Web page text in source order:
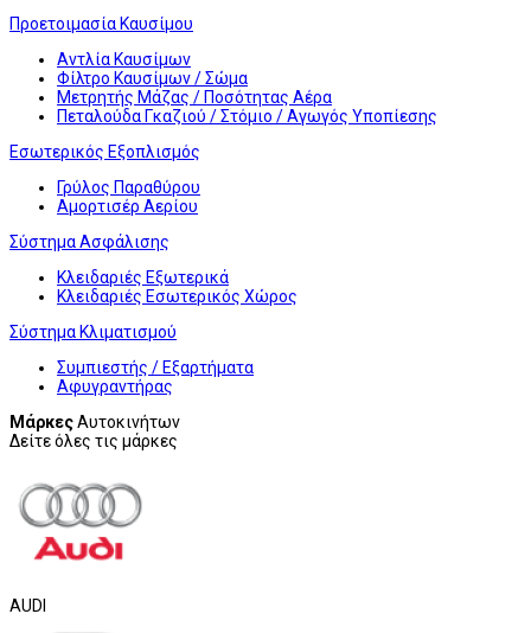
Προετοιμασία Καυσίμου
Αντλία Καυσίμων
Φίλτρο Καυσίμων / Σώμα
Μετρητής Μάζας / Ποσότητας Αέρα
Πεταλούδα Γκαζιού / Στόμιο / Αγωγός Υποπίεσης
Εσωτερικός Εξοπλισμός
Γρύλος Παραθύρου
Αμορτισέρ Αερίου
Σύστημα Ασφάλισης
Κλειδαριές Εξωτερικά
Κλειδαριές Εσωτερικός Χώρος
Σύστημα Κλιματισμού
Συμπιεστής / Εξαρτήματα
Αφυγραντήρας
ΜάρκεςΑυτοκινήτων
Δείτε όλες τις μάρκες
AUDI